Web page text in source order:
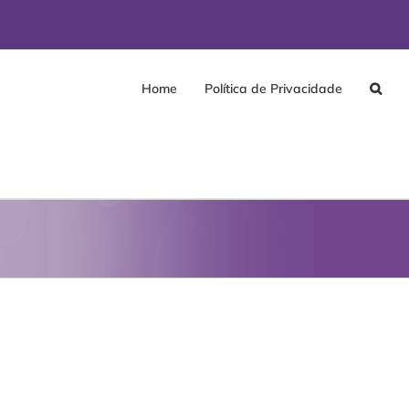
Home Política de Privacidade